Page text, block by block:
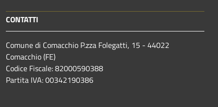
CONTATTI
Comune di Comacchio P.zza Folegatti, 15 - 44022
Comacchio (FE)
Codice Fiscale: 82000590388
Partita IVA: 00342190386